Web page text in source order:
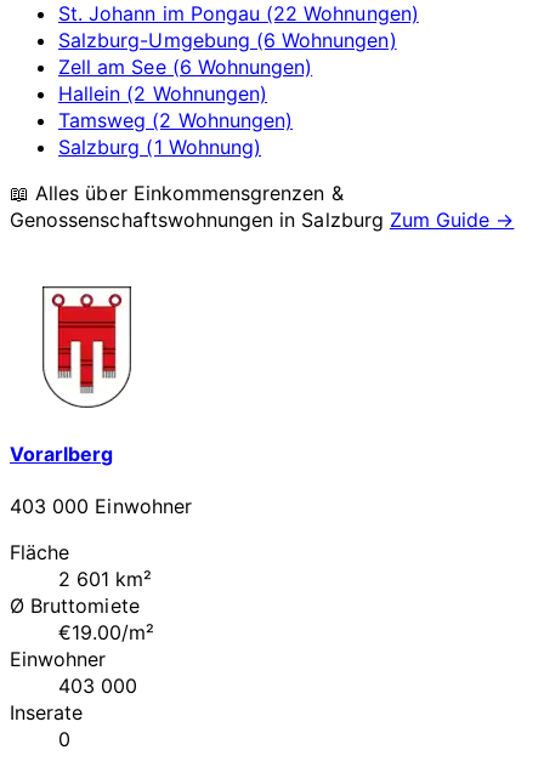
St. Johann im Pongau (22 Wohnungen)
Salzburg-Umgebung (6 Wohnungen)
Zell am See (6 Wohnungen)
Hallein (2 Wohnungen)
Tamsweg (2 Wohnungen)
Salzburg (1 Wohnung)
📖 Alles über Einkommensgrenzen &
Genossenschaftswohnungen in Salzburg Zum Guide →
Vorarlberg
403 000 Einwohner
Fläche
2 601 km²
Ø Bruttomiete
€19.00/m²
Einwohner
403 000
Inserate
0